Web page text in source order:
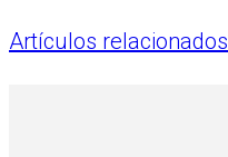
Artículos relacionados